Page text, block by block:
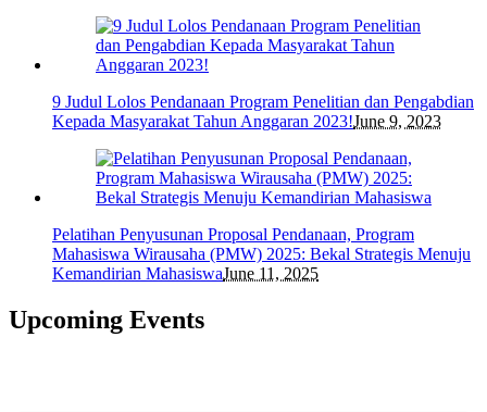
9 Judul Lolos Pendanaan Program Penelitian dan Pengabdian
Kepada Masyarakat Tahun Anggaran 2023!June 9, 2023
Pelatihan Penyusunan Proposal Pendanaan, Program
Mahasiswa Wirausaha (PMW) 2025: Bekal Strategis Menuju
Kemandirian MahasiswaJune 11, 2025
Upcoming Events